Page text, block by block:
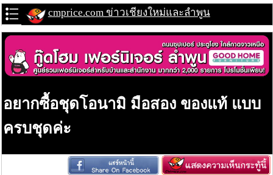
cmprice.com ข่าวเชียงใหม่และลำพูน
อยากซื้อชุดโอนามิ มือสอง ของแท้ แบบ
ครบชุดค่ะ